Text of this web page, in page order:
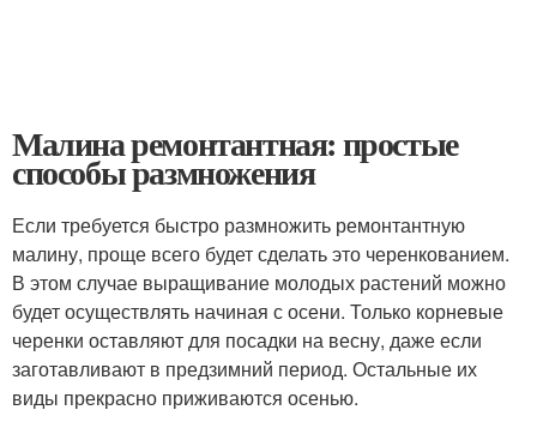
Малина ремонтантная: простые
способы размножения
Если требуется быстро размножить ремонтантную
малину, проще всего будет сделать это черенкованием.
В этом случае выращивание молодых растений можно
будет осуществлять начиная с осени. Только корневые
черенки оставляют для посадки на весну, даже если
заготавливают в предзимний период. Остальные их
виды прекрасно приживаются осенью.